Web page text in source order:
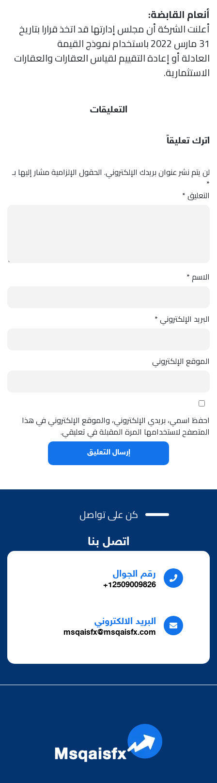
أنعام القابضة:
أعلنت الشركة أن مجلس إدارتها قد اتخذ قرارا بتاريخ
31 مارس 2022 باستخدام نموذج القيمة
العادلة أو إعادة التقييم لقياس العقارات والعقارات
الاستثمارية.
التعليقات
اترك تعليقاً
لن يتم نشر عنوان بريدك الإلكتروني. الحقول الإلزامية مشار إليها بـ
*
التعليق*
الاسم*
البريد الإلكتروني*
الموقع الإلكتروني
احفظ اسمي، بريدي الإلكتروني، والموقع الإلكتروني في هذا
المتصفح لاستخدامها المرة المقبلة في تعليقي.
كن على تواصل
اتصل بنا
رقم الجوال
12509009826+
البريد الالكتروني
msqaisfx@msqaisfx.com